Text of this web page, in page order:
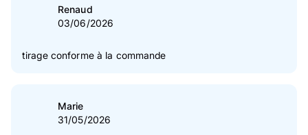
étoile(s)
étoile(s)
2 étoile(s)
Renaud
03/06/2026
tirage conforme à la commande
Marie
31/05/2026